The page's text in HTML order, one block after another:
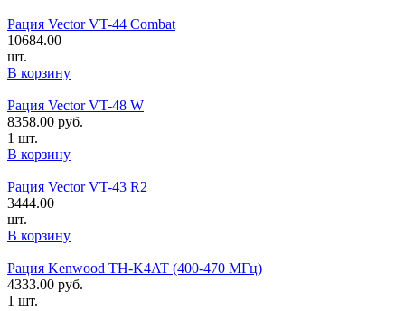
Рация Vector VT-44 Combat
10684.00
шт.
В корзину
Рация Vector VT-48 W
8358.00 руб.
1 шт.
В корзину
Рация Vector VT-43 R2
3444.00
шт.
В корзину
Рация Kenwood TH-K4AT (400-470 МГц)
4333.00 руб.
1 шт.